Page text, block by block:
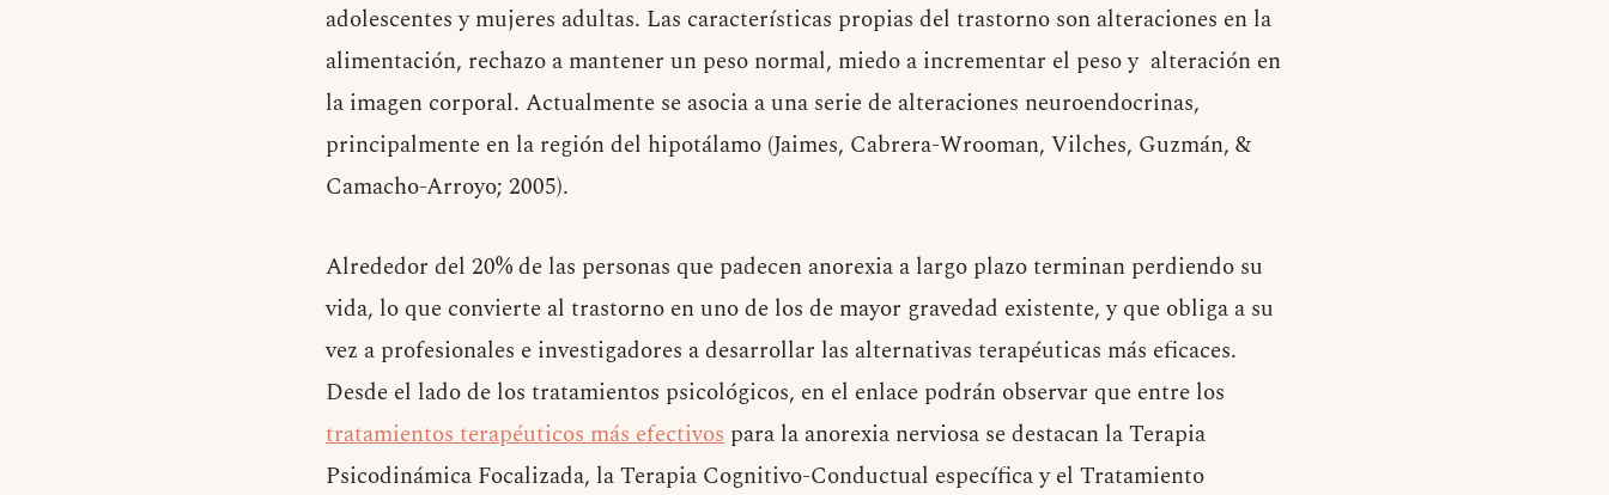
adolescentes y mujeres adultas. Las características propias del trastorno son alteraciones en la
alimentación, rechazo a mantener un peso normal, miedo a incrementar el peso y alteración en
la imagen corporal. Actualmente se asocia a una serie de alteraciones neuroendocrinas,
principalmente en la región del hipotálamo (Jaimes, Cabrera-Wrooman, Vilches, Guzmán, &
Camacho-Arroyo; 2005).
Alrededor del 20% de las personas que padecen anorexia a largo plazo terminan perdiendo su
vida, lo que convierte al trastorno en uno de los de mayor gravedad existente, y que obliga a su
vez a profesionales e investigadores a desarrollar las alternativas terapéuticas más eficaces.
Desde el lado de los tratamientos psicológicos, en el enlace podrán observar que entre los
tratamientos terapéuticos más efectivos para la anorexia nerviosa se destacan la Terapia
Psicodinámica Focalizada, la Terapia Cognitivo-Conductual específica y el Tratamiento